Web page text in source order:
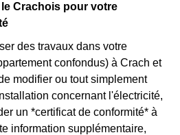
Crachois pour votre
des travaux dans votre
confondus) à Crach et
modifier ou tout simplement
concernant l'électricité,
un *certificat de conformité* à
information supplémentaire,